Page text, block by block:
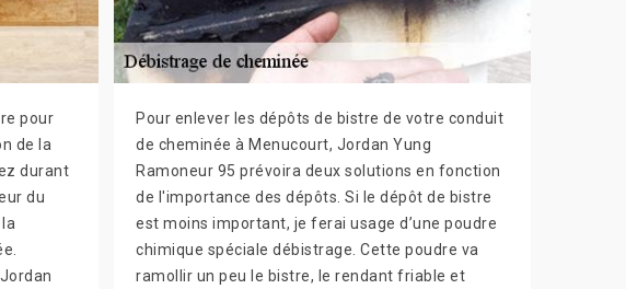
pour
de la
durant
du
Pour enlever les dépôts de bistre de votre conduit
de cheminée à Menucourt, Jordan Yung
Ramoneur 95 prévoira deux solutions en fonction
de l'importance des dépôts. Si le dépôt de bistre
est moins important, je ferai usage d’une poudre
chimique spéciale débistrage. Cette poudre va
ramollir un peu le bistre, le rendant friable et